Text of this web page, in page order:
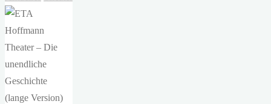
Tartüff"